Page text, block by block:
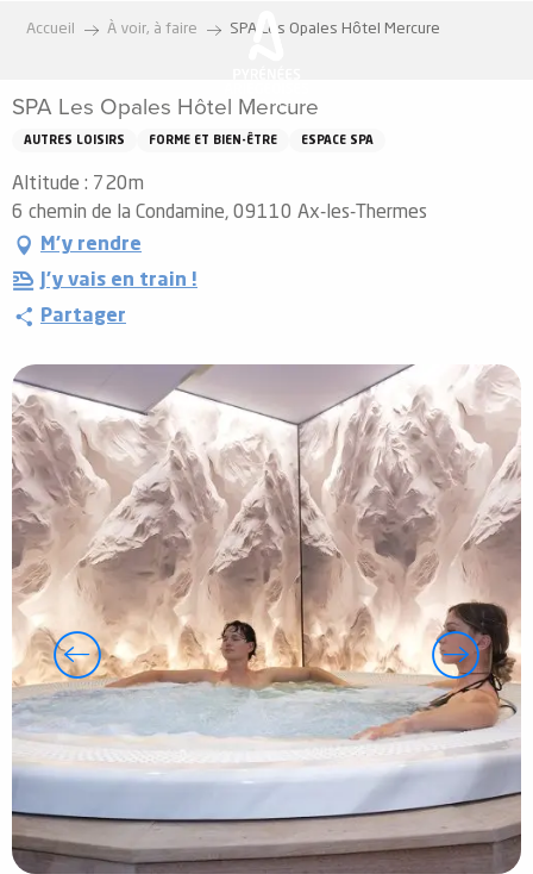
principal
Accueil À voir, à faire SPA Les Opales Hôtel Mercure
SPA Les Opales Hôtel Mercure
AUTRES LOISIRS FORME ET BIEN-ÊTRE ESPACE SPA
Altitude : 720m
6 chemin de la Condamine, 09110 Ax-les-Thermes
M'y rendre
J'y vais en train !
Partager